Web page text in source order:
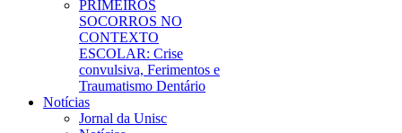
PRIMEIROS
SOCORROS NO
CONTEXTO
ESCOLAR: Crise
convulsiva, Ferimentos e
Traumatismo Dentário
Notícias
Jornal da Unisc